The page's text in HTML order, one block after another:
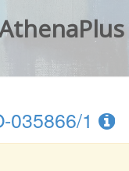
035866/1